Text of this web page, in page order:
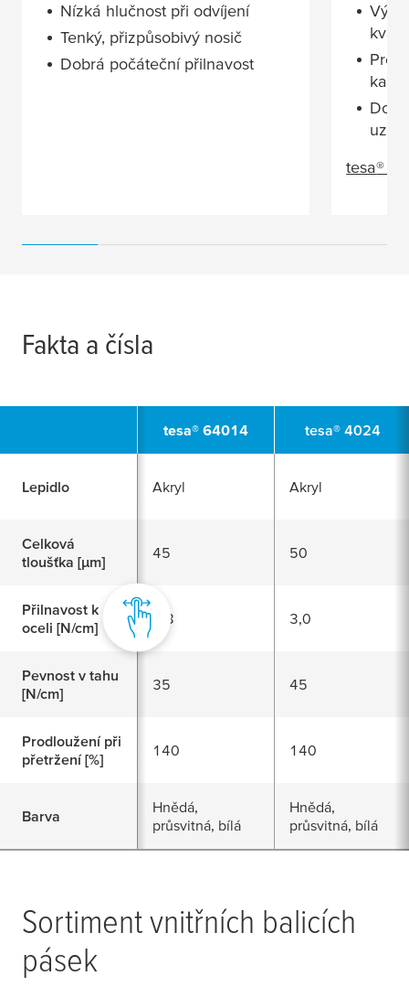
Nízká hlučnost při odvíjení
Tenký, přizpůsobivý nosič
Dobrá počáteční přilnavost
Pro
tesa®
Fakta a čísla
tesa® 64014 tesa® 4024
Lepidlo Akryl Akryl
Celková
tloušťka [μm]
45 50
Přilnavost k
oceli [N/cm]
2,8 3,0
Pevnost v tahu
[N/cm]
35 45
Prodloužení při
přetržení [%]
140 140
Barva
Hnědá,
průsvitná, bílá
Hnědá,
průsvitná, bílá
Sortiment vnitřních balicích
pásek